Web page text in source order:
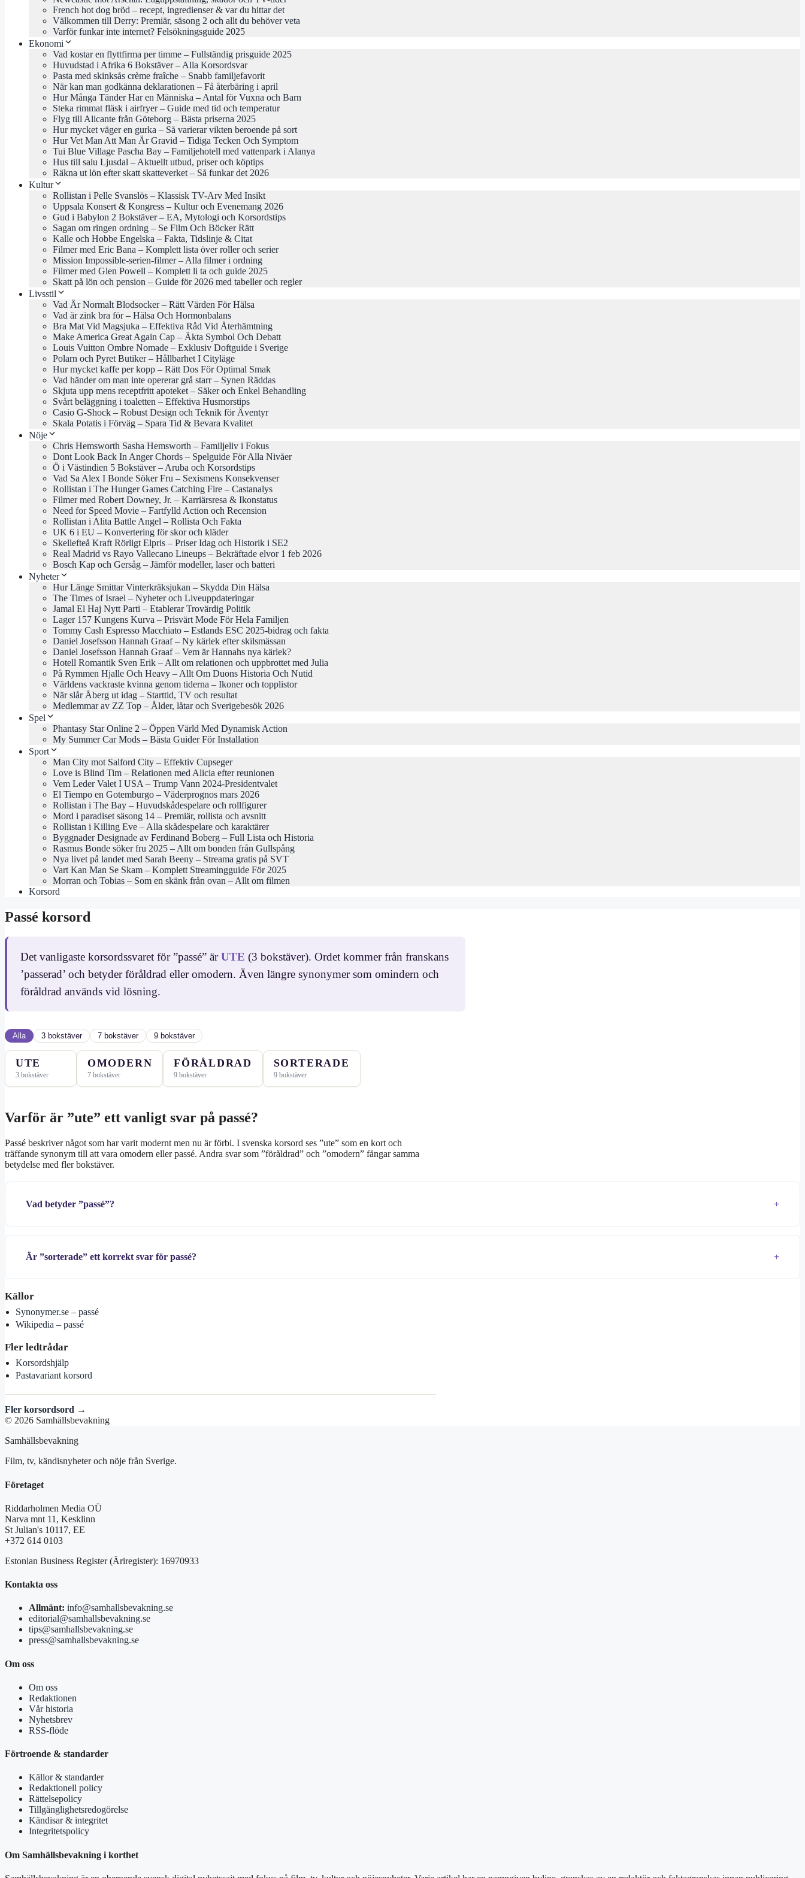
French hot dog bröd – recept, ingredienser & var du hittar det
Välkommen till Derry: Premiär, säsong 2 och allt du behöver veta
Varför funkar inte internet? Felsökningsguide 2025
Ekonomi
Vad kostar en flyttfirma per timme – Fullständig prisguide 2025
Huvudstad i Afrika 6 Bokstäver – Alla Korsordsvar
Pasta med skinksås crème fraîche – Snabb familjefavorit
När kan man godkänna deklarationen – Få återbäring i april
Hur Många Tänder Har en Människa – Antal för Vuxna och Barn
Steka rimmat fläsk i airfryer – Guide med tid och temperatur
Flyg till Alicante från Göteborg – Bästa priserna 2025
Hur mycket väger en gurka – Så varierar vikten beroende på sort
Hur Vet Man Att Man Är Gravid – Tidiga Tecken Och Symptom
Tui Blue Village Pascha Bay – Familjehotell med vattenpark i Alanya
Hus till salu Ljusdal – Aktuellt utbud, priser och köptips
Räkna ut lön efter skatt skatteverket – Så funkar det 2026
Kultur
Rollistan i Pelle Svanslös – Klassisk TV-Arv Med Insikt
Uppsala Konsert & Kongress – Kultur och Evenemang 2026
Gud i Babylon 2 Bokstäver – EA, Mytologi och Korsordstips
Sagan om ringen ordning – Se Film Och Böcker Rätt
Kalle och Hobbe Engelska – Fakta, Tidslinje & Citat
Filmer med Eric Bana – Komplett lista över roller och serier
Mission Impossible-serien-filmer – Alla filmer i ordning
Filmer med Glen Powell – Komplett li ta och guide 2025
Skatt på lön och pension – Guide för 2026 med tabeller och regler
Livsstil
Vad Är Normalt Blodsocker – Rätt Värden För Hälsa
Vad är zink bra för – Hälsa Och Hormonbalans
Bra Mat Vid Magsjuka – Effektiva Råd Vid Återhämtning
Make America Great Again Cap – Äkta Symbol Och Debatt
Louis Vuitton Ombre Nomade – Exklusiv Doftguide i Sverige
Polarn och Pyret Butiker – Hållbarhet I Cityläge
Hur mycket kaffe per kopp – Rätt Dos För Optimal Smak
Vad händer om man inte opererar grå starr – Synen Räddas
Skjuta upp mens receptfritt apoteket – Säker och Enkel Behandling
Svårt beläggning i toaletten – Effektiva Husmorstips
Casio G-Shock – Robust Design och Teknik för Äventyr
Skala Potatis i Förväg – Spara Tid & Bevara Kvalitet
Nöje
Chris Hemsworth Sasha Hemsworth – Familjeliv i Fokus
Dont Look Back In Anger Chords – Spelguide För Alla Nivåer
Ö i Västindien 5 Bokstäver – Aruba och Korsordstips
Vad Sa Alex I Bonde Söker Fru – Sexismens Konsekvenser
Rollistan i The Hunger Games Catching Fire – Castanalys
Filmer med Robert Downey, Jr. – Karriärsresa & Ikonstatus
Need for Speed Movie – Fartfylld Action och Recension
Rollistan i Alita Battle Angel – Rollista Och Fakta
UK 6 i EU – Konvertering för skor och kläder
Skellefteå Kraft Rörligt Elpris – Priser Idag och Historik i SE2
Real Madrid vs Rayo Vallecano Lineups – Bekräftade elvor 1 feb 2026
Bosch Kap och Gersåg – Jämför modeller, laser och batteri
Nyheter
Hur Länge Smittar Vinterkräksjukan – Skydda Din Hälsa
The Times of Israel – Nyheter och Liveuppdateringar
Jamal El Haj Nytt Parti – Etablerar Trovärdig Politik
Lager 157 Kungens Kurva – Prisvärt Mode För Hela Familjen
Tommy Cash Espresso Macchiato – Estlands ESC 2025-bidrag och fakta
Daniel Josefsson Hannah Graaf – Ny kärlek efter skilsmässan
Daniel Josefsson Hannah Graaf – Vem är Hannahs nya kärlek?
Hotell Romantik Sven Erik – Allt om relationen och uppbrottet med Julia
På Rymmen Hjalle Och Heavy – Allt Om Duons Historia Och Nutid
Världens vackraste kvinna genom tiderna – Ikoner och topplistor
När slår Åberg ut idag – Starttid, TV och resultat
Medlemmar av ZZ Top – Ålder, låtar och Sverigebesök 2026
Spel
Phantasy Star Online 2 – Öppen Värld Med Dynamisk Action
My Summer Car Mods – Bästa Guider För Installation
Sport
Man City mot Salford City – Effektiv Cupseger
Love is Blind Tim – Relationen med Alicia efter reunionen
Vem Leder Valet I USA – Trump Vann 2024-Presidentvalet
El Tiempo en Gotemburgo – Väderprognos mars 2026
Rollistan i The Bay – Huvudskådespelare och rollfigurer
Mord i paradiset säsong 14 – Premiär, rollista och avsnitt
Rollistan i Killing Eve – Alla skådespelare och karaktärer
Byggnader Designade av Ferdinand Boberg – Full Lista och Historia
Rasmus Bonde söker fru 2025 – Allt om bonden från Gullspång
Nya livet på landet med Sarah Beeny – Streama gratis på SVT
Vart Kan Man Se Skam – Komplett Streamingguide För 2025
Morran och Tobias – Som en skänk från ovan – Allt om filmen
Korsord
Passé korsord
Det vanligaste korsordssvaret för ”passé” ärUTE (3 bokstäver). Ordet kommer från franskans
’passerad’ och betyder föråldrad eller omodern. Även längre synonymer som omindern och
föråldrad används vid lösning.
Alla 3 bokstäver 7 bokstäver 9 bokstäver
UTE
3 bokstäver
OMODERN
7 bokstäver
FÖRÅLDRAD
9 bokstäver
SORTERADE
9 bokstäver
Varför är ”ute” ett vanligt svar på passé?
Passé beskriver något som har varit modernt men nu är förbi. I svenska korsord ses ”ute” som en kort och
träffande synonym till att vara omodern eller passé. Andra svar som ”föråldrad” och ”omodern” fångar samma
betydelse med fler bokstäver.
Vad betyder ”passé”?
Är ”sorterade” ett korrekt svar för passé?
Källor
Synonymer.se – passé
Wikipedia – passé
Fler ledtrådar
Korsordshjälp
Pastavariant korsord
Fler korsordsord →
© 2026 Samhällsbevakning
Samhällsbevakning
Film, tv, kändisnyheter och nöje från Sverige.
Företaget
Riddarholmen Media OÜ
Narva mnt 11, Kesklinn
St Julian's 10117, EE
+372 614 0103
Estonian Business Register (Äriregister): 16970933
Kontakta oss
Allmänt: info@samhallsbevakning.se
editorial@samhallsbevakning.se
tips@samhallsbevakning.se
press@samhallsbevakning.se
Om oss
Om oss
Redaktionen
Vår historia
Nyhetsbrev
RSS-flöde
Förtroende & standarder
Källor & standarder
Redaktionell policy
Rättelsepolicy
Tillgänglighetsredogörelse
Kändisar & integritet
Integritetspolicy
Om Samhällsbevakning i korthet